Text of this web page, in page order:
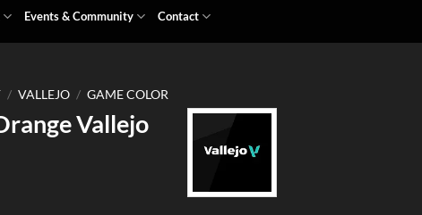
Events & Community Contact
/ VALLEJO / GAME COLOR
Vallejo